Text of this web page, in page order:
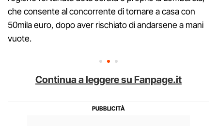
che consente al concorrente di tornare a casa con
50mila euro, dopo aver rischiato di andarsene a mani
vuote.
Continua a leggere su Fanpage.it